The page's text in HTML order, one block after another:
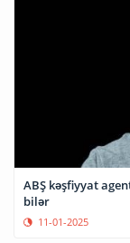
ABŞ kəşfiyyat
bilər
11-01-2025